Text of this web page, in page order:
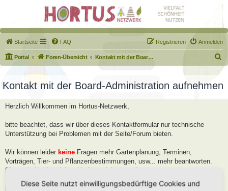
Startseite FAQ Anmelden
Registrieren
Portal Foren-Übersicht Kontakt mit der Board-Administration aufnehmen
u
Kontakt mit der Board-Administration aufnehmen
Herzlich Willkommen im Hortus-Netzwerk,
bitte beachtet, dass wir über dieses Kontaktformular nur technische
Unterstützung bei Problemen mit der Seite/Forum bieten.
Wir können leider keine Fragen mehr Gartenplanung, Terminen,
Vorträgen, Tier- und Pflanzenbestimmungen, usw... mehr beantworten.
Diese sind leider viel zu Umfangreich geworden.
Bitte stellt diese Fragen im Forum, dort helfen wir Euch gerne weiter.
Diese Seite nutzt einwilligungsbedürftige Cookies und